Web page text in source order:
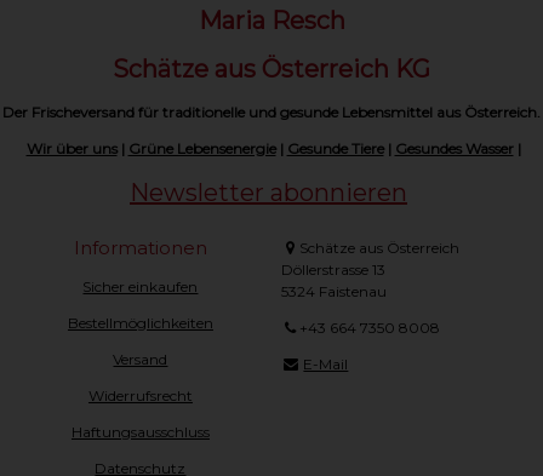
Maria Resch
Schätze aus Österreich KG
Der Frischeversand für traditionelle und gesunde Lebensmittel aus Österreich.
Wir über uns| Grüne Lebensenergie| Gesunde Tiere| Gesundes Wasser|
Newsletter abonnieren
Informationen
Sicher einkaufen
Bestellmöglichkeiten
Versand
Widerrufsrecht
Haftungsausschluss
Datenschutz
Schätze aus Österreich
Döllerstrasse 13
5324 Faistenau
+43 664 7350 8008
E-Mail